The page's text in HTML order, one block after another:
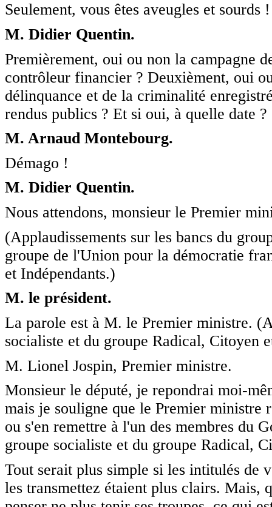
Seulement, vous êtes aveugles et sourds !
M. Didier Quentin.
Premièrement, oui ou non la campagne
contrôleur financier ? Deuxièment, oui
délinquance et de la criminalité
rendus publics ? Et si oui, à quelle date ?
M. Arnaud Montebourg.
Démago !
M. Didier Quentin.
Nous attendons, monsieur le Premier
(Applaudissements sur les bancs du
groupe de l'Union pour la démocratie
et Indépendants.)
M. le président.
La parole est à M. le Premier ministre.
socialiste et du groupe Radical, Citoyen
M. Lionel Jospin, Premier ministre.
Monsieur le député, je repondrai moi-
mais je souligne que le Premier
ou s'en remettre à l'un des membres du
groupe socialiste et du groupe Radical,
Tout serait plus simple si les intitulés de
les transmettez étaient plus clairs.